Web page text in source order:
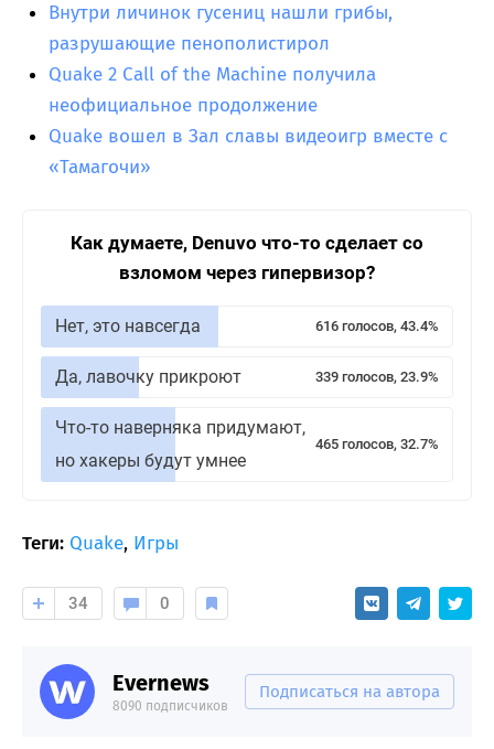
Внутри личинок гусениц нашли грибы,
разрушающие пенополистирол
Quake 2 Call of the Machine получила
неофициальное продолжение
Quake вошел в Зал славы видеоигр вместе с
«Тамагочи»
Как думаете, Denuvo что-то сделает со
взломом через гипервизор?
Нет, это навсегда 616 голосов, 43.4%
Да, лавочку прикроют 339 голосов, 23.9%
Что-то наверняка придумают,
но хакеры будут умнее
465 голосов, 32.7%
Теги: Quake, Игры
34 0
Evernews
8090 подписчиков
Подписаться на автора